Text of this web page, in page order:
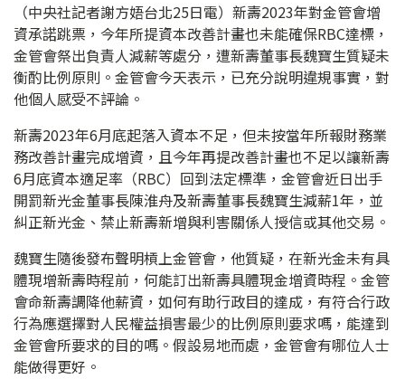
（中央社記者謝方娪台北25日電）新壽2023年對金管會增
資承諾跳票，今年所提資本改善計畫也未能確保RBC達標，
金管會祭出負責人減薪等處分，遭新壽董事長魏寶生質疑未
衡酌比例原則。金管會今天表示，已充分說明違規事實，對
他個人感受不評論。
新壽2023年6月底起落入資本不足，但未按當年所報財務業
務改善計畫完成增資，且今年再提改善計畫也不足以讓新壽
6月底資本適足率（RBC）回到法定標準，金管會近日出手
開罰新光金董事長陳淮舟及新壽董事長魏寶生減薪1年，並
糾正新光金、禁止新壽新增與利害關係人授信或其他交易。
魏寶生隨後發布聲明槓上金管會，他質疑，在新光金未有具
體現增新壽時程前，何能訂出新壽具體現金增資時程。金管
會命新壽調降他薪資，如何有助行政目的達成，有符合行政
行為應選擇對人民權益損害最少的比例原則要求嗎，能達到
金管會所要求的目的嗎。假設易地而處，金管會有哪位人士
能做得更好。